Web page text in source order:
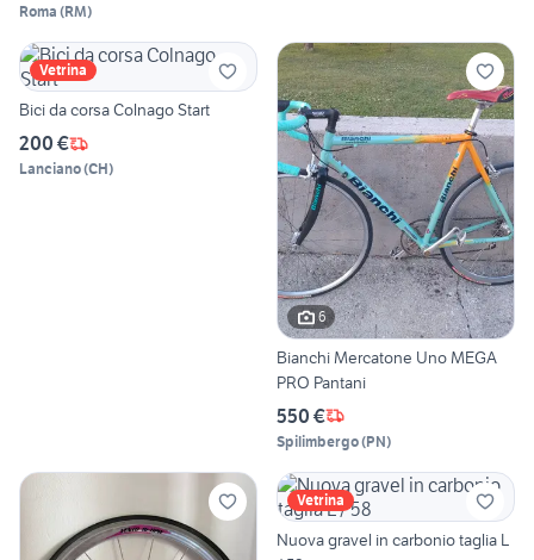
Roma (RM)
Vetrina
Bici da corsa Colnago Start
200 €
Lanciano(CH)
6
Bianchi Mercatone Uno MEGA
PRO Pantani
550 €
Spilimbergo(PN)
Vetrina
Nuova gravel in carbonio taglia L